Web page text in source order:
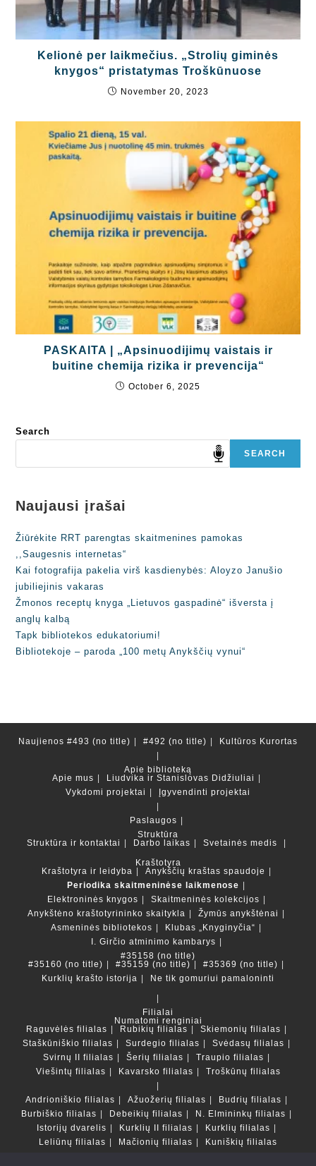
Kelionė per laikmečius. „Strolių giminės
knygos“ pristatymas Troškūnuose
November 20, 2023
PASKAITA | „Apsinuodijimų vaistais ir
buitine chemija rizika ir prevencija“
October 6, 2025
Search
SEARCH
Naujausi įrašai
Žiūrėkite RRT parengtas skaitmenines pamokas
,,Saugesnis internetas“
Kai fotografija pakelia virš kasdienybės: Aloyzo Janušio
jubiliejinis vakaras
Žmonos receptų knyga „Lietuvos gaspadinė“ išversta į
anglų kalbą
Tapk bibliotekos edukatoriumi!
Bibliotekoje – paroda „100 metų Anykščių vynui“
Naujienos #493 (no title) #492 (no title) Kultūros Kurortas
Apie biblioteką
Apie mus
Liudvika ir Stanislovas Didžiuliai
Vykdomi projektai
Įgyvendinti projektai
Paslaugos
Struktūra
Struktūra ir kontaktai
Darbo laikas
Svetainės medis
Kraštotyra
Kraštotyra ir leidyba
Anykščių kraštas spaudoje
Periodika skaitmeninėse laikmenose
Elektroninės knygos
Skaitmeninės kolekcijos
Anykštėno kraštotyrininko skaitykla
Žymūs anykštėnai
Asmeninės bibliotekos
Klubas „Knyginyčia“
I. Girčio atminimo kambarys
#35158 (no title)
#35160 (no title)
#35159 (no title)
#35369 (no title)
Kurklių krašto istorija
Ne tik gomuriui pamaloninti
Filialai
Numatomi renginiai
Raguvėlės filialas
Rubikių filialas
Skiemonių filialas
Staškūniškio filialas
Surdegio filialas
Svėdasų filialas
Svirnų II filialas
Šerių filialas
Traupio filialas
Viešintų filialas
Kavarsko filialas Troškūnų filialas
Andrioniškio filialas Ažuožerių filialas
Budrių filialas
Burbiškio filialas
Debeikių filialas
N. Elmininkų filialas
Istorijų dvarelis
Kurklių II filialas
Kurklių filialas
Leliūnų filialas
Mačionių filialas Kuniškių filialas